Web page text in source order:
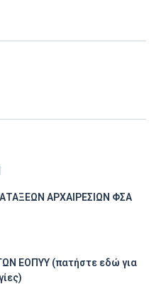
ΑΡΧΑΙΡΕΣΙΩΝ ΦΣΑ
ΕΟΠΥΥ (πατήστε εδώ για